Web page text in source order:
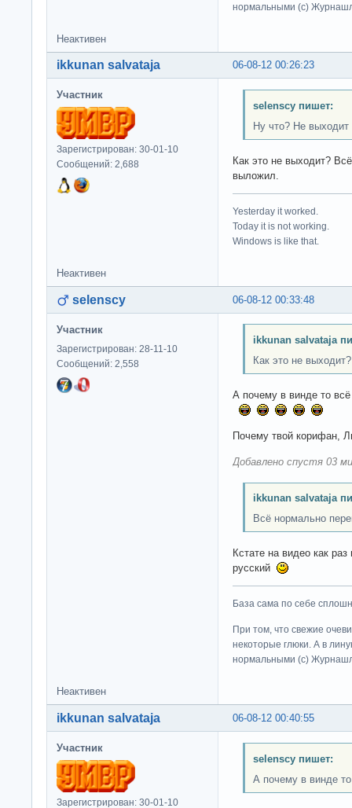
нормальными (c)
Неактивен
06-08-12 00:26:23
ikkunan salvataja
Участник
Зарегистрирован: 30-01-10
Сообщений: 2,688
selenscy пишет:
Ну что? Не выходит
Как это не выходит?
выложил.
Yesterday it worked.
Today it is not working.
Windows is like that.
Неактивен
06-08-12 00:33:48
selenscy
Участник
Зарегистрирован: 28-11-10
Сообщений: 2,558
ikkunan salvataja
Как это не
А почему в винде то
Почему твой корифан,
Добавлено спустя 03
ikkunan salvataja
Всё нормально
Кстате на видео как
русский
База сама по себе
При том, что свежие
некоторые глюки. А в
нормальными (c)
Неактивен
06-08-12 00:40:55
ikkunan salvataja
Участник
Зарегистрирован: 30-01-10
selenscy пишет:
А почему в винде